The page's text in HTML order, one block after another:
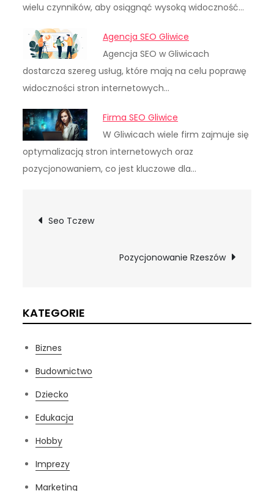
wielu czynników, aby osiągnąć wysoką widoczność…
Agencja SEO Gliwice
Agencja SEO w Gliwicach
dostarcza szereg usług, które mają na celu poprawę
widoczności stron internetowych…
Firma SEO Gliwice
W Gliwicach wiele firm zajmuje się
optymalizacją stron internetowych oraz
pozycjonowaniem, co jest kluczowe dla…
Nawigacja
Seo Tczew
Pozycjonowanie Rzeszów
KATEGORIE
Biznes
Budownictwo
Dziecko
Edukacja
Hobby
Imprezy
Marketing